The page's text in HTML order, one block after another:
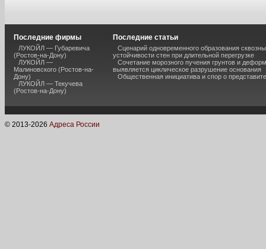
Последние фирмы
ЛУКОЙЛ — Губаревича
(Ростов-на-Дону)
ЛУКОЙЛ —
Малиновского (Ростов-на-
Дону)
ЛУКОЙЛ — Текучева
(Ростов-на-Дону)
Последние статьи
Сценарий одновременного образования
устойчивости стен при длительной перегрузке
Сочетание морозного пучения грунтов и
выявляется циклическое разрушение основания
Общественная инициатива и спор о
© 2013-2026 Адреса России